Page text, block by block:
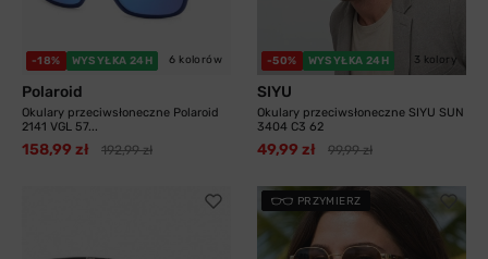
-18% WYSYŁKA 24H 6 kolorów
Polaroid
Okulary przeciwsłoneczne Polaroid
2141 VGL 57...
158,99 zł 192,99 zł
-50% WYSYŁKA 24H 3 kolory
SIYU
Okulary przeciwsłoneczne SIYU SUN
3404 C3 62
49,99 zł 99,99 zł
PRZYMIERZ